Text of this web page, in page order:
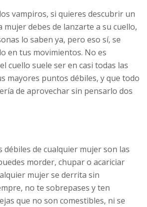
vampiros, si quieres descubrir un
mujer debes de lanzarte a su cuello,
lo saben ya, pero eso sí, se
en tus movimientos. No es
cuello suele ser en casi todas las
mayores puntos débiles, y que todo
de aprovechar sin pensarlo dos
de cualquier mujer son las
morder, chupar o acariciar
mujer se derrita sin
no te sobrepases y ten
que no son comestibles, ni se